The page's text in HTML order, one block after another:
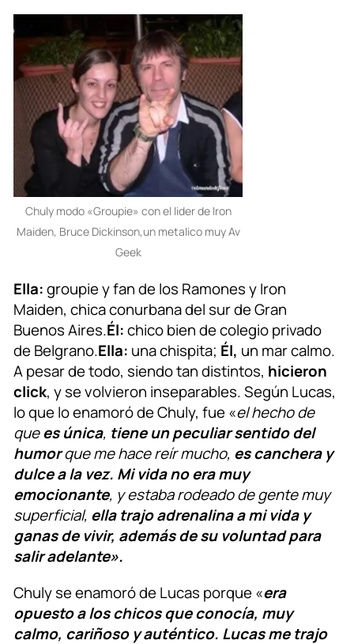
Chuly modo «Groupie» con el lider de Iron
Maiden, Bruce Dickinson,un metalico muy Av
Geek
Ella:groupie y fan de los Ramones y Iron
Maiden, chica conurbana del sur de Gran
Buenos Aires.Él:chico bien de colegio privado
de Belgrano.Ella: una chispita; Él, un mar calmo.
A pesar de todo, siendo tan distintos, hicieron
click, y se volvieron inseparables. Según Lucas,
lo que lo enamoró de Chuly, fue «el hecho de
quees única, tiene un peculiar sentido del
humorque me hace reír mucho, es canchera y
dulce a la vez. Mi vida no era muy
emocionante, y estaba rodeado de gente muy
superficial, ella trajo adrenalina a mi vida y
ganas de vivir, además de su voluntad para
salir adelante».
Chuly se enamoró de Lucas porque «era
opuesto a los chicos que conocía, muy
calmo, cariñoso y auténtico. Lucas me trajo